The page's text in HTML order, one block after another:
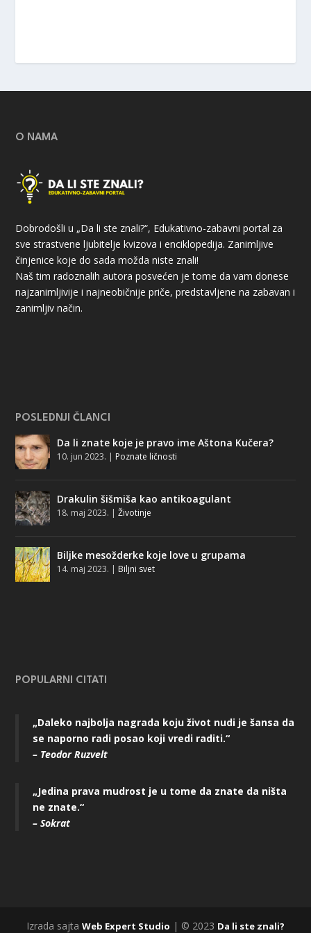
O NAMA
Dobrodošli u „Da li ste znali?“, Edukativno-zabavni portal za
sve strastvene ljubitelje kvizova i enciklopedija. Zanimljive
činjenice koje do sada možda niste znali!
Naš tim radoznalih autora posvećen je tome da vam donese
najzanimljivije i najneobičnije priče, predstavljene na zabavan i
zanimljiv način.
POSLEDNJI ČLANCI
Da li znate koje je pravo ime Aštona Kučera?
10. jun 2023. | Poznate ličnosti
Drakulin šišmiša kao antikoagulant
18. maj 2023. |Životinje
Biljke mesožderke koje love u grupama
14. maj 2023. | Biljni svet
POPULARNI CITATI
„Daleko najbolja nagrada koju život nudi je šansa da
se naporno radi posao koji vredi raditi.“
– Teodor Ruzvelt
„Jedina prava mudrost je u tome da znate da ništa
ne znate.“
– Sokrat
Izrada sajta Web Expert Studio | © 2023 Da li ste znali?